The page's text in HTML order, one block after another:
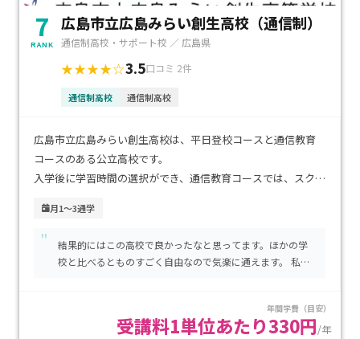
7
RANK
広島市立広島みらい創生高校（通信制）
通信制高校・サポート校 ／ 広島県
★★★★☆3.5口コミ 2件
通信制高校 通信制高校
広島市立広島みらい創生高校は、平日登校コースと通信教育
コースのある公立高校です。
入学後に学習時間の選択ができ、通信教育コースでは、スクー
また、2年次以降は進路希望などに合わせ、所属するコース以
外の科目を受講することができるなど従来の定時制と通信制
すが、 スクーリングを多くすることで、3年間での卒業もでき
月1～3通学
"
結果的にはこの高校で良かったなと思ってます。ほかの学
校と比べるとものすごく自由なので気楽に通えます。 私は
年間学費（目安）
受講料1単位あたり330円/年